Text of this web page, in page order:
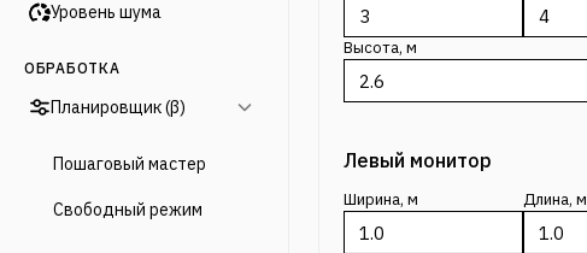
Уровень шума
ОБРАБОТКА
Планировщик (β)
Пошаговый мастер
Свободный режим
Высота, м
Левый монитор
Ширина, м Длина, м